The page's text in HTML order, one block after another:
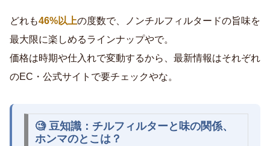
どれも46%以上の度数で、ノンチルフィルタードの旨味を
最大限に楽しめるラインナップやで。
価格は時期や仕入れで変動するから、最新情報はそれぞれ
のEC・公式サイトで要チェックやな。
🧐 豆知識：チルフィルターと味の関係、
ホンマのとこは？